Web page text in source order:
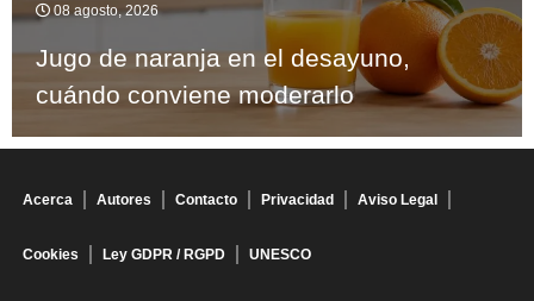
08 agosto, 2026
Jugo de naranja en el desayuno,
cuándo conviene moderarlo
Acerca Autores Contacto Privacidad Aviso Legal
Cookies Ley GDPR / RGPD UNESCO